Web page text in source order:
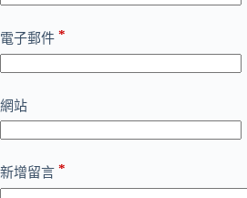
電子郵件 *
網站
新增留言 *